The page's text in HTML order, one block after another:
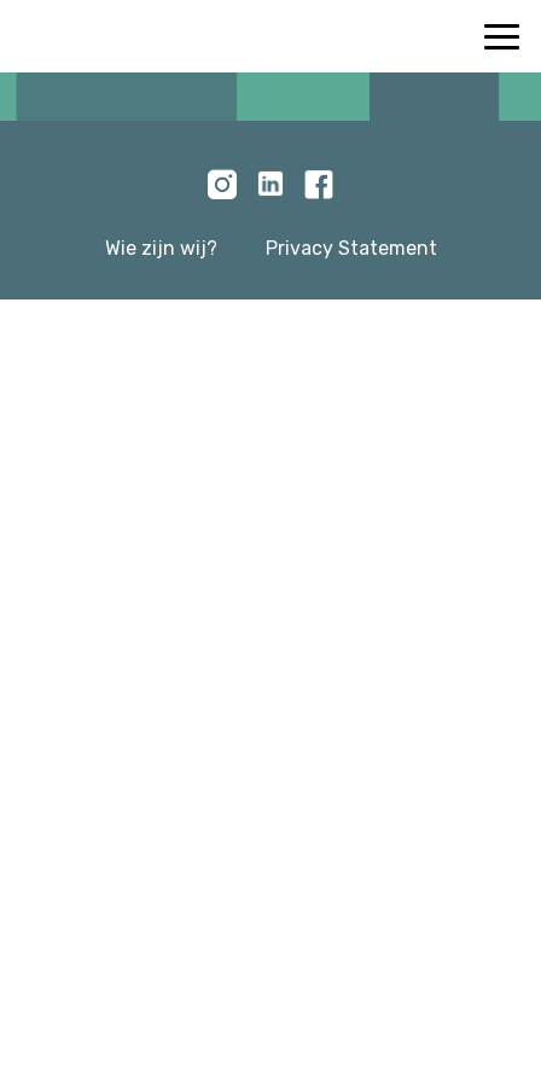
Wie zijn wij? Privacy Statement